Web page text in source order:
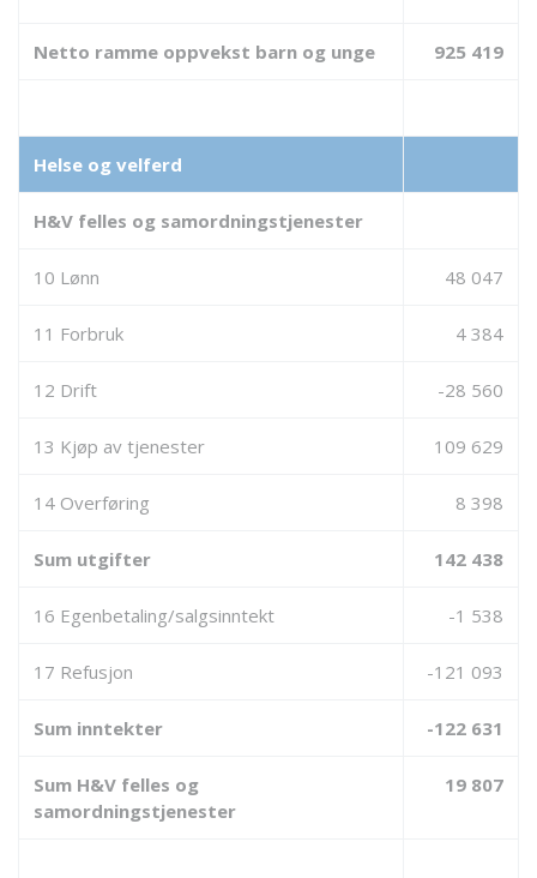
Netto ramme oppvekst barn og unge 925 419
Helse og velferd
H&V felles og samordningstjenester
10 Lønn 48 047
11 Forbruk 4 384
12 Drift -28 560
13 Kjøp av tjenester 109 629
14 Overføring 8 398
Sum utgifter 142 438
16 Egenbetaling/salgsinntekt -1 538
17 Refusjon -121 093
Sum inntekter -122 631
Sum H&V felles og
samordningstjenester
19 807